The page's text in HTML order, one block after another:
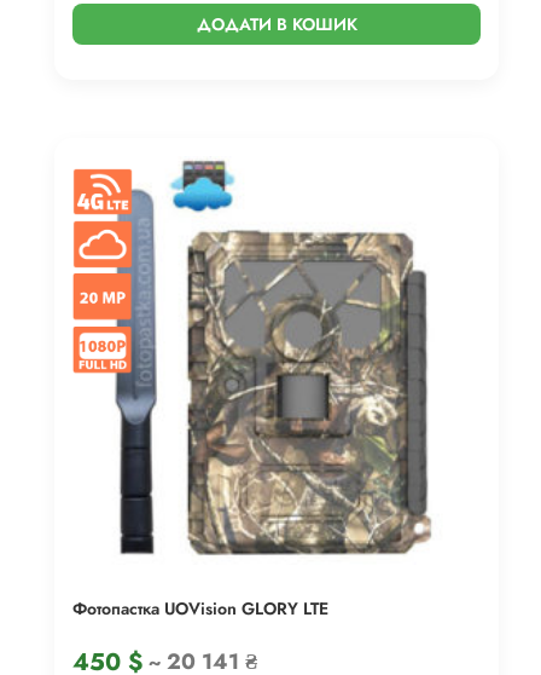
ДОДАТИ В КОШИК
Фотопастка UOVision GLORY LTE
450 $~ 20 141 ₴